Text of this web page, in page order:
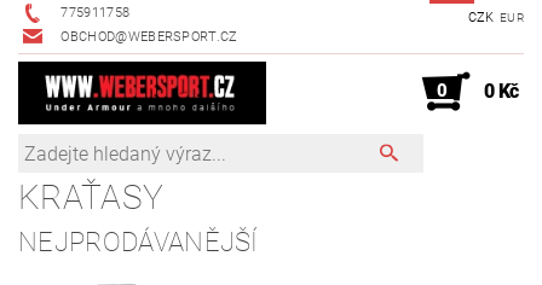
775911758
OBCHOD@WEBERSPORT.CZ
CZK EUR
0 0 Kč
KRAŤASY
NEJPRODÁVANĚJŠÍ